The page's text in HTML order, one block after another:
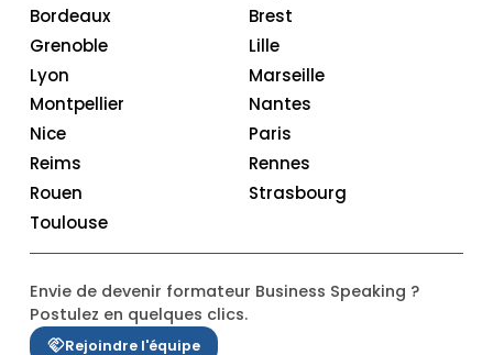
Bordeaux
Brest
Grenoble
Lille
Lyon
Marseille
Montpellier
Nantes
Nice
Paris
Reims
Rennes
Rouen
Strasbourg
Toulouse
Envie de devenir formateur Business Speaking ?
Postulez en quelques clics.
Rejoindre l'équipe